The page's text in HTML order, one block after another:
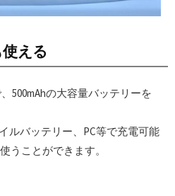
える
500mAhの大容量バッテリーを
ルバッテリー、PC等で充電可能
うことができます。